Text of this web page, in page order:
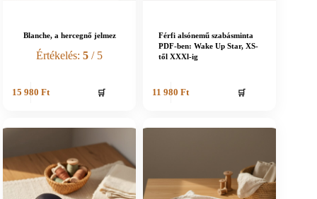
Blanche, a hercegnő jelmez
Értékelés:5 / 5
15 980 Ft 🛒
Férfi alsónemű szabásminta
PDF-ben: Wake Up Star, XS-
től XXXl-ig
11 980Ft 🛒